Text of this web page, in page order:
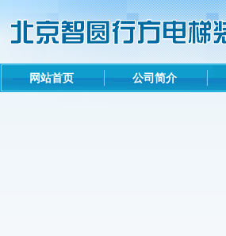
网站首页 公司简介